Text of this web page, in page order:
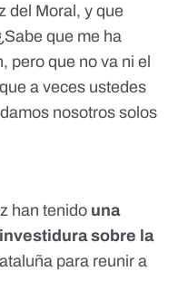
del Moral, y que
que me ha
pero que no va ni el
a veces ustedes
nosotros solos
han tenido una
sobre la
para reunir a